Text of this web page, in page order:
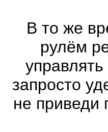
В то же
рулём
запросто
не приведи